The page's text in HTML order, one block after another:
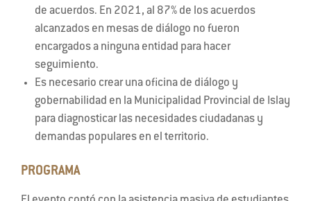
de acuerdos. En 2021, al 87% de los acuerdos
alcanzados en mesas de diálogo no fueron
encargados a ninguna entidad para hacer
seguimiento.
Es necesario crear una oficina de diálogo y
gobernabilidad en la Municipalidad Provincial de Islay
para diagnosticar las necesidades ciudadanas y
demandas populares en el territorio.
PROGRAMA